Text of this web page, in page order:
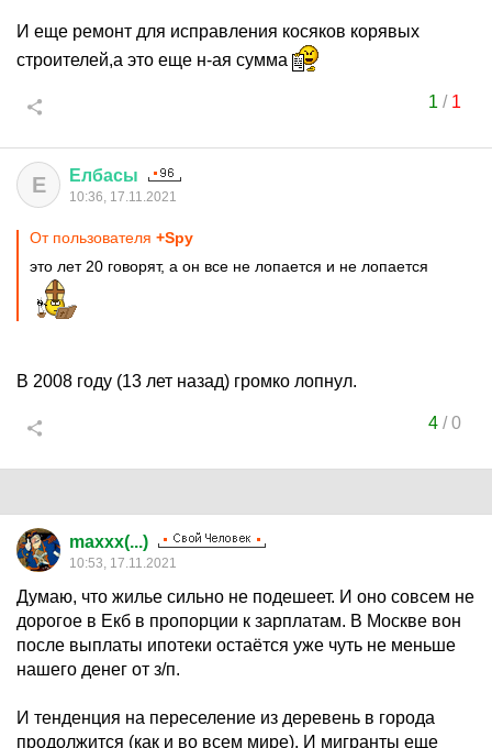
И еще ремонт для исправления косяков корявых
строителей,а это еще н-ая сумма
1 / 1
Е Елбасы
10:36, 17.11.2021
От пользователя +Spy
это лет 20 говорят, а он все не лопается и не лопается
В 2008 году (13 лет назад) громко лопнул.
4/0
maxxx(...)
10:53, 17.11.2021
Думаю, что жилье сильно не подешеет. И оно совсем не
дорогое в Екб в пропорции к зарплатам. В Москве вон
после выплаты ипотеки остаётся уже чуть не меньше
нашего денег от з/п.
И тенденция на переселение из деревень в города
продолжится (как и во всем мире). И мигранты еще